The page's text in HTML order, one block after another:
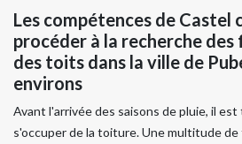
Les compétences de
procéder à la recherche des
des toits dans la ville de
environs
Avant l'arrivée des saisons de pluie, il
s'occuper de la toiture. Une multitude